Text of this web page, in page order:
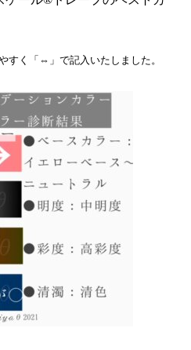
すく「⇔」で記入いたしました。